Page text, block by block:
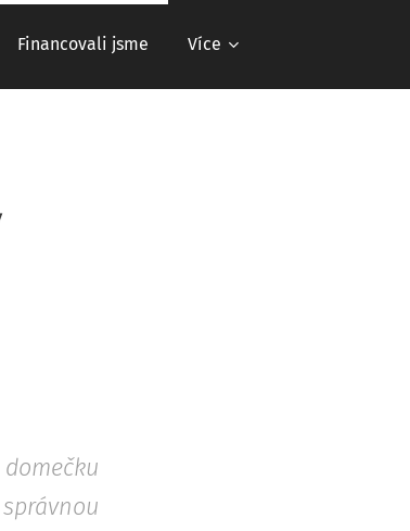
Financovali jsme Více